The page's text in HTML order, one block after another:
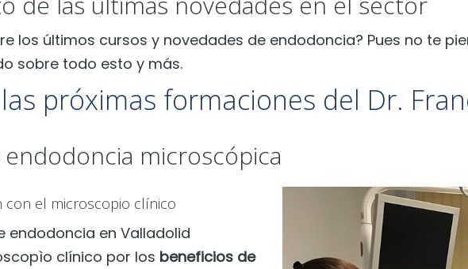
los últimos cursos y novedades de endodoncia? Pues no te
sobre todo esto y más.
próximas formaciones del Dr.
microscópica
con el microscopio clínico
endodoncia en Valladolid
clínico por los beneficios de